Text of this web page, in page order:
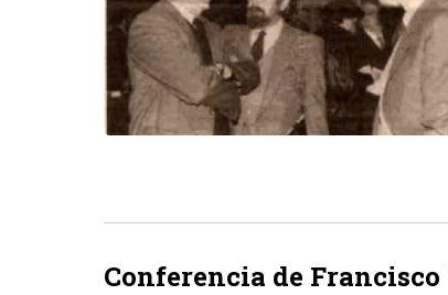
Conferencia de